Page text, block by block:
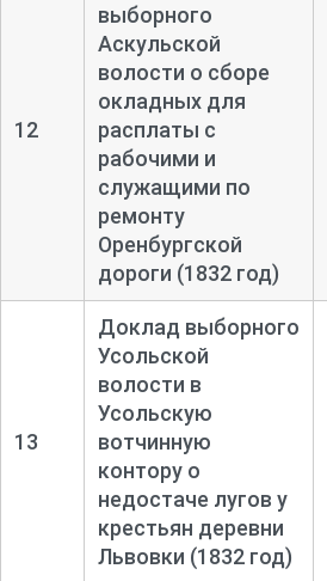
12
выборного
Аскульской
волости о сборе
окладных для
расплаты с
рабочими и
служащими по
ремонту
Оренбургской
дороги (1832 год)
13
Доклад выборного
Усольской
волости в
Усольскую
вотчинную
контору о
недостаче лугов у
крестьян деревни
Львовки (1832 год)